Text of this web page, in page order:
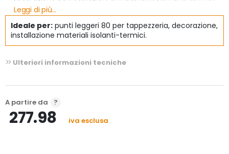
ed acustici, lavorazioni interne di roulottes, camper e nella
- Caricamento da sottobanchina.
- fornita in una nuova robusta valigetta con fascia
esplicativa a colori.
- Carica punti da 80/4 a 80/16
- Peso: 1.000g
Leggi di più...
Ideale per: punti leggeri 80 per tappezzeria, decorazione,
installazione materiali isolanti-termici.
Ulteriori informazioni tecniche
A partire da
277.98 iva esclusa